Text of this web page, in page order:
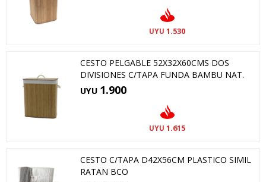
UYU 1.530
CESTO PELGABLE 52X32X60CMS DOS
DIVISIONES C/TAPA FUNDA BAMBU NAT.
UYU 1.900
UYU 1.615
CESTO C/TAPA D42X56CM PLASTICO SIMIL
RATAN BCO